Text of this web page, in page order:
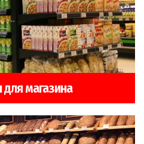
для магазина